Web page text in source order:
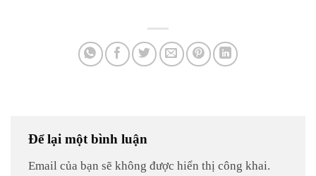
Để lại một bình luận
Email của bạn sẽ không được hiển thị công khai.